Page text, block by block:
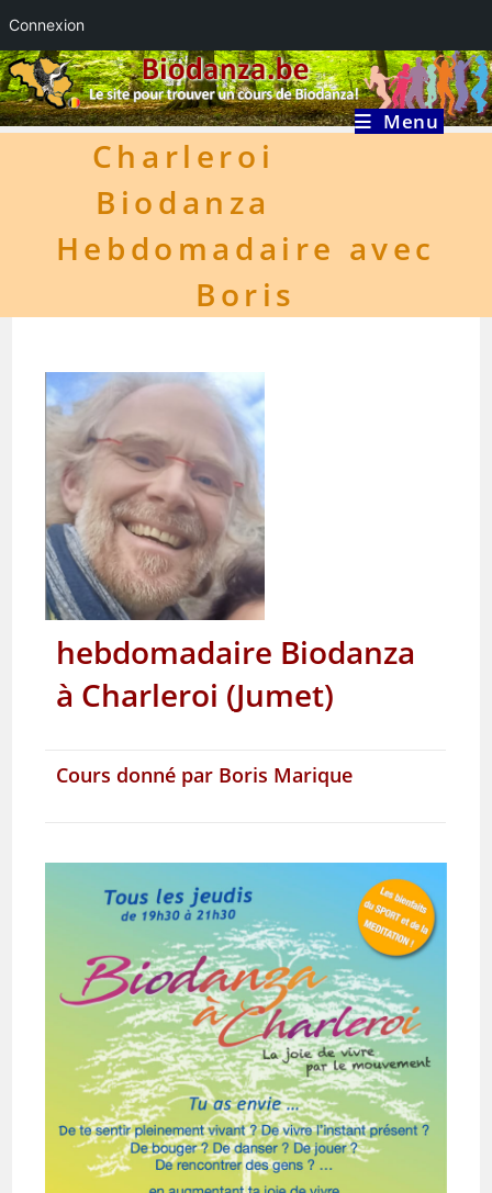
Connexion
Skip
to
content
Menu
Charleroi
Biodanza
Hebdomadaire avec
Boris
hebdomadaire Biodanza
à Charleroi (Jumet)
Cours donné par Boris Marique